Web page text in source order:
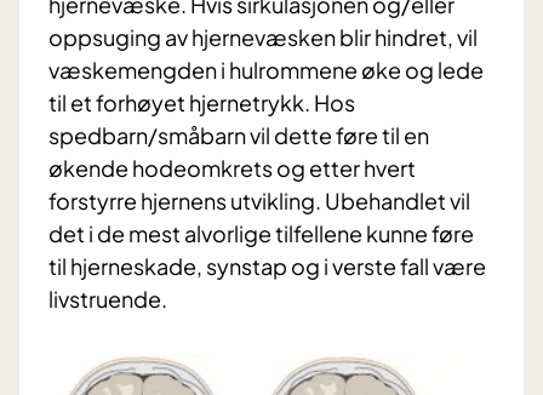
oppsuging av hjernevæsken blir hindret, vil
væskemengden i hulrommene øke og lede
til et forhøyet hjernetrykk. Hos
spedbarn/småbarn vil dette føre til en
økende hodeomkrets og etter hvert
forstyrre hjernens utvikling. Ubehandlet vil
det i de mest alvorlige tilfellene kunne føre
til hjerneskade, synstap og i verste fall være
livstruende.